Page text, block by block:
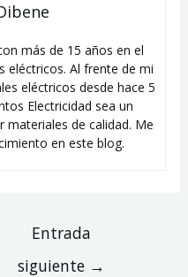
más de 15 años en el
eléctricos. Al frente de mi
eléctricos desde hace 5
Electricidad sea un
de calidad. Me
en este blog.
Entrada
siguiente →